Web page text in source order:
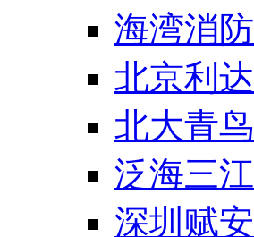
海湾消防
北京利达
北大青鸟
泛海三江
深圳赋安